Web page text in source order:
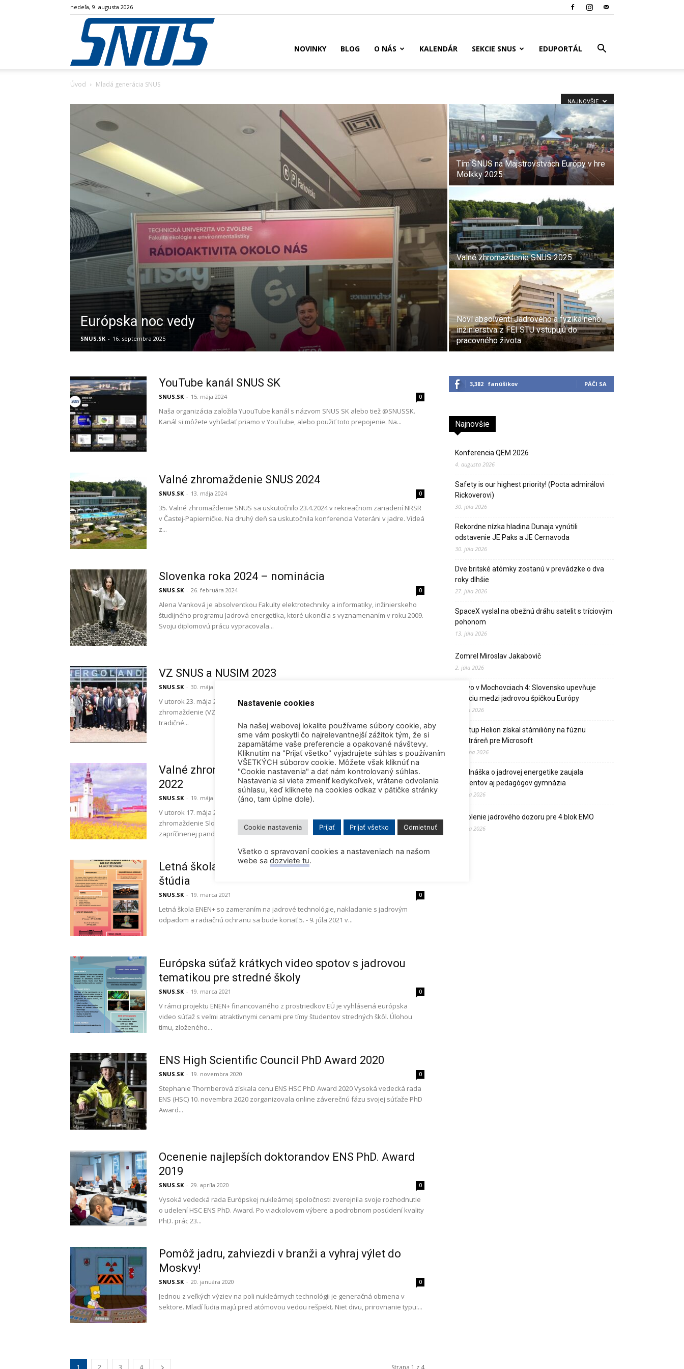
nedeľa, 9. augusta 2026
NOVINKY BLOG O NÁS KALENDÁR SEKCIE SNUS EDUPORTÁL
Úvod Mladá generácia SNUS
NAJNOVŠIE
Európska noc vedy
SNUS.SK - 16. septembra 2025
Tím SNUS na Majstrovstvách Európy v hre
Mölkky 2025
Valné zhromaždenie SNUS 2025
Noví absolventi Jadrového a fyzikálneho
inžinierstva z FEI STU vstupujú do
pracovného života
YouTube kanál SNUS SK
SNUS.SK - 15. mája 2024 0
Naša organizácia založila YuouTube kanál s názvom SNUS SK alebo tiež @SNUSSK.
Kanál si môžete vyhľadať priamo v YouTube, alebo použiť toto prepojenie. Na...
Valné zhromaždenie SNUS 2024
SNUS.SK - 13. mája 2024 0
35. Valné zhromaždenie SNUS sa uskutočnilo 23.4.2024 v rekreačnom zariadení NRSR
v Častej-Papierničke. Na druhý deň sa uskutočnila konferencia Veteráni v jadre. Videá
z...
Slovenka roka 2024 – nominácia
SNUS.SK - 26. februára 2024 0
Alena Vanková je absolventkou Fakulty elektrotechniky a informatiky, inžinierskeho
študijného programu Jadrová energetika, ktoré ukončila s vyznamenaním v roku 2009.
Svoju diplomovú prácu vypracovala...
VZ SNUS a NUSIM 2023
SNUS.SK - 30. mája 2023
V utorok 23. mája 2023 sa konalo v priestoroch ENERGOLANDU Mochovce 34. Valné
zhromaždenie (VZ) Slovenskej nukleárnej spoločnosti (SNUS). Účastníci VZ si vypočuli
tradičné...
Valné zhromaždenie SNUS a konferencia MG SNUS
2022
SNUS.SK - 19. mája 2022
V utorok 17. mája 2022 sa konalo v priestoroch Energolandu Mochovce valné
zhromaždenie Slovenskej nukleárnej spoločnosti. Po dvojročnej prestávke,
zapríčinenej pandémiou, sa členovia SNUS...
Letná škola ENEN+ pre študentov bakalárskeho
štúdia
SNUS.SK - 19. marca 2021 0
Letná škola ENEN+ so zameraním na jadrové technológie, nakladanie s jadrovým
odpadom a radiačnú ochranu sa bude konať 5. - 9. júla 2021 v...
Európska súťaž krátkych video spotov s jadrovou
tematikou pre stredné školy
SNUS.SK - 19. marca 2021 0
V rámci projektu ENEN+ financovaného z prostriedkov EÚ je vyhlásená európska
video súťaž s veľmi atraktívnymi cenami pre tímy študentov stredných škôl. Úlohou
tímu, zloženého...
ENS High Scientific Council PhD Award 2020
SNUS.SK - 19. novembra 2020 0
Stephanie Thornberová získala cenu ENS HSC PhD Award 2020 Vysoká vedecká rada
ENS (HSC) 10. novembra 2020 zorganizovala online záverečnú fázu svojej súťaže PhD
Award...
Ocenenie najlepších doktorandov ENS PhD. Award
2019
SNUS.SK - 29. apríla 2020 0
Vysoká vedecká rada Európskej nukleárnej spoločnosti zverejnila svoje rozhodnutie
o udelení HSC ENS PhD. Award. Po viackolovom výbere a podrobnom posúdení kvality
PhD. prác 23...
Pomôž jadru, zahviezdi v branži a vyhraj výlet do
Moskvy!
SNUS.SK - 20. januára 2020 0
Jednou z veľkých výziev na poli nukleárnych technológii je generačná obmena v
sektore. Mladí ľudia majú pred atómovou vedou rešpekt. Niet divu, prirovnanie typu:...
1 2 3 4 Strana 1 z 4
3,382 fanúšikov PÁČI SA
Najnovšie
Konferencia QEM 2026
4. augusta 2026
Safety is our highest priority! (Pocta admirálovi
Rickoverovi)
30. júla 2026
Rekordne nízka hladina Dunaja vynútili
odstavenie JE Paks a JE Cernavoda
30. júla 2026
Dve britské atómky zostanú v prevádzke o dva
roky dlhšie
27. júla 2026
SpaceX vyslal na obežnú dráhu satelit s tríciovým
pohonom
13. júla 2026
Zomrel Miroslav Jakabovič
2. júla 2026
Palivo v Mochovciach 4: Slovensko upevňuje
pozíciu medzi jadrovou špičkou Európy
2. júla 2026
Startup Helion získal stámilióny na fúznu
elektráreň pre Microsoft
15. júna 2026
Prednáška o jadrovej energetike zaujala
študentov aj pedagógov gymnázia
9. júna 2026
Povolenie jadrového dozoru pre 4.blok EMO
9. júna 2026
Nastavenie cookies
Na našej webovej lokalite používame súbory cookie, aby
sme vám poskytli čo najrelevantnejší zážitok tým, že si
zapamätáme vaše preferencie a opakované návštevy.
Kliknutím na "Prijať všetko" vyjadrujete súhlas s používaním
VŠETKÝCH súborov cookie. Môžete však kliknúť na
"Cookie nastavenia" a dať nám kontrolovaný súhlas.
Nastavenia si viete zmeniť kedykoľvek, vrátane odvolania
súhlasu, keď kliknete na cookies odkaz v pätičke stránky
(áno, tam úplne dole).
Cookie nastavenia Prijať Prijať všetko Odmietnuť
Všetko o spravovaní cookies a nastaveniach na našom
webe sa dozviete tu.